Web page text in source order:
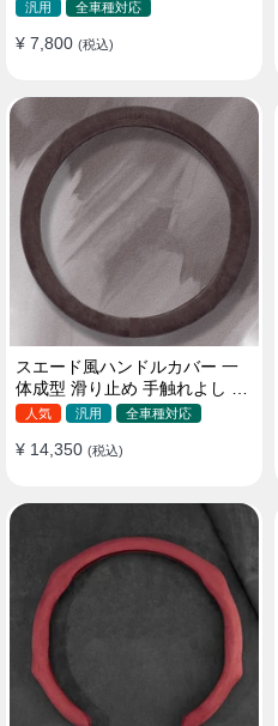
汎用 全車種対応
¥ 7,800 (税込)
スエード風ハンドルカバー 一
体成型 滑り止め 手触れよし 吸
汗 高級感 四季汎用 35~38CM
人気 汎用 全車種対応
¥ 14,350 (税込)